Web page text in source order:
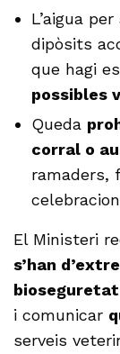
L’aigua
dipòsits
que hagi
possibles
Queda
corral o
ramaders,
El Ministeri
s’han
bioseguretat
i comunicar
serveis